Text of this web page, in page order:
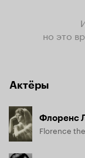
но это
Актёры
Флоренс
Florence